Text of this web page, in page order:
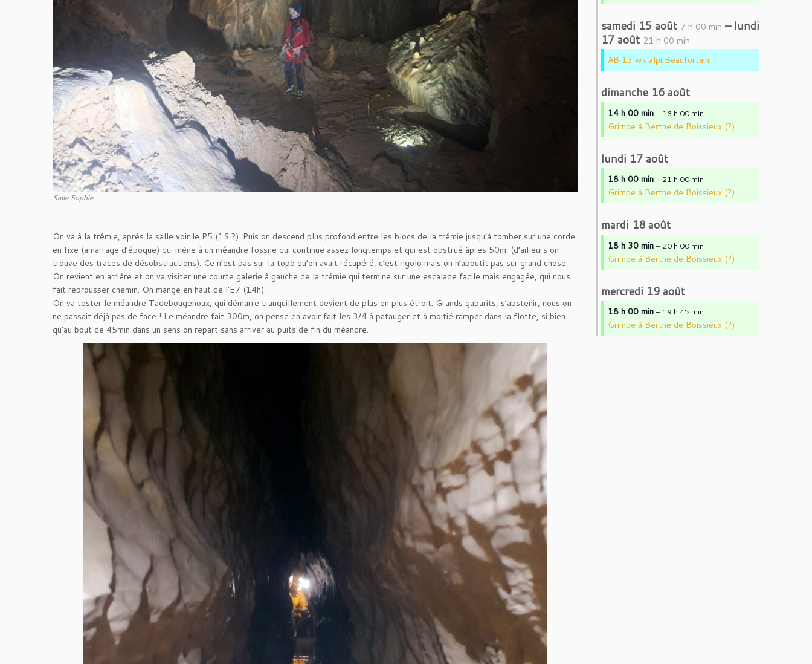
Salle Sophie
On va à la trémie, après la salle voir le P5 (1S ?). Puis on descend plus profond entre les blocs de la trémie jusqu’à tomber sur une corde
en fixe (amarrage d’époque) qui mène à un méandre fossile qui continue assez longtemps et qui est obstrué âpres 50m. (d’ailleurs on
trouve des traces de désobstructions). Ce n’est pas sur la topo qu’on avait récupéré, c’est rigolo mais on n’aboutit pas sur grand chose.
On revient en arrière et on va visiter une courte galerie à gauche de la trémie qui termine sur une escalade facile mais engagée, qui nous
fait rebrousser chemin. On mange en haut de l’E7 (14h).
On va tester le méandre Tadebougenoux, qui démarre tranquillement devient de plus en plus étroit. Grands gabarits, s’abstenir, nous on
ne passait déjà pas de face ! Le méandre fait 300m, on pense en avoir fait les 3/4 à patauger et à moitié ramper dans la flotte, si bien
qu’au bout de 45min dans un sens on repart sans arriver au puits de fin du méandre.
samedi 15 août 7 h 00 min –lundi
17août 21 h 00 min
AB 13 wk alpi Beaufortain
dimanche 16août
14 h 00 min – 18 h 00 min
Grimpe à Berthe de Boissieux (?)
lundi 17août
18 h 00 min – 21 h 00 min
Grimpe à Berthe de Boissieux (?)
mardi 18août
18 h 30 min – 20 h 00 min
Grimpe à Berthe de Boissieux (?)
mercredi 19août
18 h 00 min – 19 h 45 min
Grimpe à Berthe de Boissieux (?)